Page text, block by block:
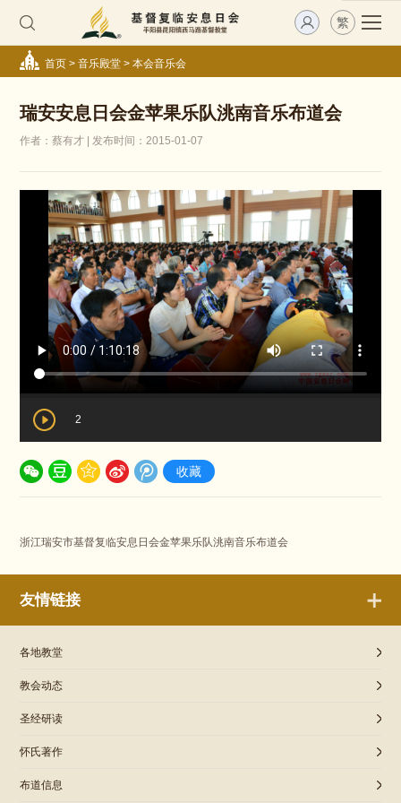
繁
首页> 音乐殿堂> 本会音乐会
瑞安安息日会金苹果乐队洮南音乐布道会
作者：蔡有才 | 发布时间：2015-01-07
2
收藏
浙江瑞安市基督复临安息日会金苹果乐队洮南音乐布道会
友情链接
各地教堂
教会动态
圣经研读
怀氏著作
布道信息